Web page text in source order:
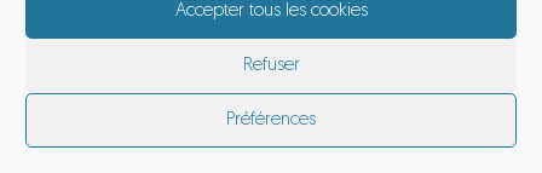
Accepter tous les cookies
Refuser
Préférences
Les Gardiens d’Amarok